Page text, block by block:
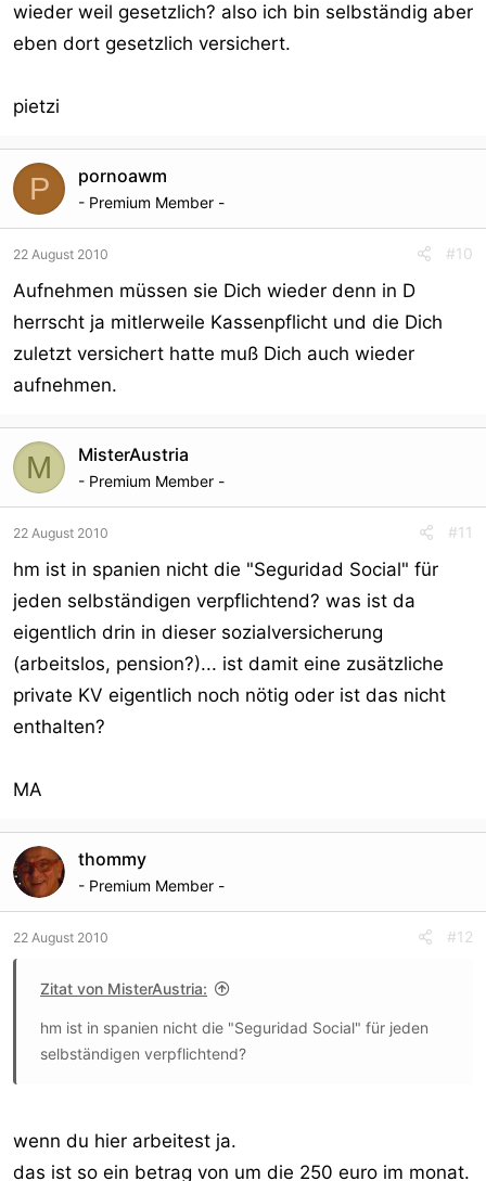
wieder weil gesetzlich? also ich bin selbständig aber
eben dort gesetzlich versichert.
pietzi
P pornoawm
- Premium Member -
22 August 2010 #10
Aufnehmen müssen sie Dich wieder denn in D
herrscht ja mitlerweile Kassenpflicht und die Dich
zuletzt versichert hatte muß Dich auch wieder
aufnehmen.
M MisterAustria
- Premium Member -
22 August 2010 #11
hm ist in spanien nicht die "Seguridad Social" für
jeden selbständigen verpflichtend? was ist da
eigentlich drin in dieser sozialversicherung
(arbeitslos, pension?)... ist damit eine zusätzliche
private KV eigentlich noch nötig oder ist das nicht
enthalten?
MA
thommy
- Premium Member -
22 August 2010 #12
Zitat von MisterAustria:
hm ist in spanien nicht die "Seguridad Social" für jeden
selbständigen verpflichtend?
wenn du hier arbeitest ja.
das ist so ein betrag von um die 250 euro im monat.